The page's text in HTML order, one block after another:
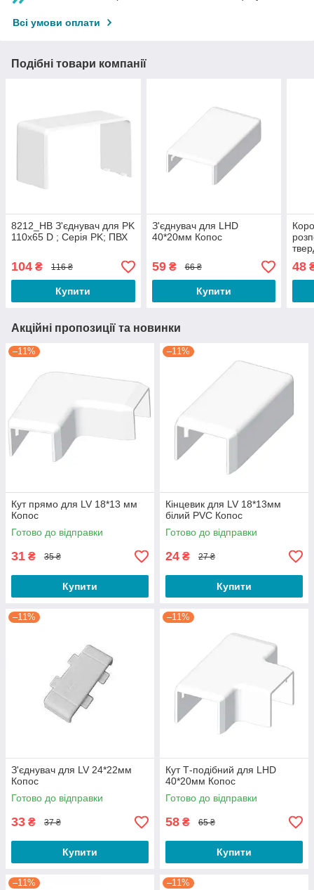
Всі умови оплати
Подібні товари компанії
8212_HB З'єднувач для PK
110х65 D ; Серія PK; ПВХ
104 ₴ 116 ₴
Купити
З'єднувач для LHD
40*20мм Копос
59₴ 66 ₴
Купити
що
48
Акційні пропозиції та новинки
–11%
Кут прямо для LV 18*13 мм
Копос
Готово до відправки
31 ₴ 35 ₴
Купити
–11%
Кінцевик для LV 18*13мм
білий PVC Копос
Готово до відправки
24 ₴ 27 ₴
Купити
–11%
З'єднувач для LV 24*22мм
Копос
Готово до відправки
33 ₴ 37 ₴
Купити
–11%
Кут Т-подібний для LHD
40*20мм Копос
Готово до відправки
58 ₴ 65 ₴
Купити
–11% –11%